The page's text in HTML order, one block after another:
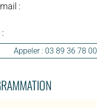
:
Appeler : 03 89 36 78 00